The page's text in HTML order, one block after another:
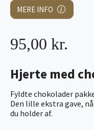
MERE INFO
Hjerte med
Fyldte chokolader
Den lille ekstra gave,
du holder af.
95,00 kr.